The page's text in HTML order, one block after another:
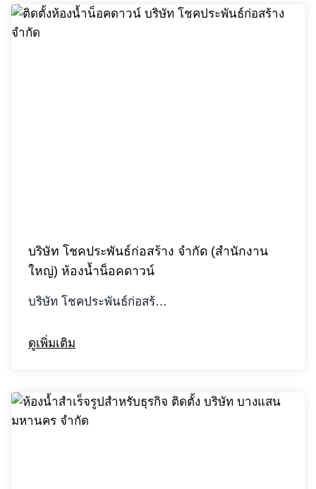
บริษัท โชคประพันธ์ก่อสร้าง จํากัด (สำนักงาน
ใหญ่) ห้องน้ำน็อคดาวน์
บริษัท โชคประพันธ์ก่อสร้…
ดูเพิ่มเติม